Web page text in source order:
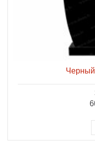
Черный